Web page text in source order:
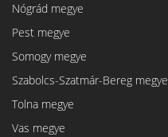
Nógrád megye
Pest megye
Somogy megye
Szabolcs-Szatmár-Bereg megye
Tolna megye
Vas megye